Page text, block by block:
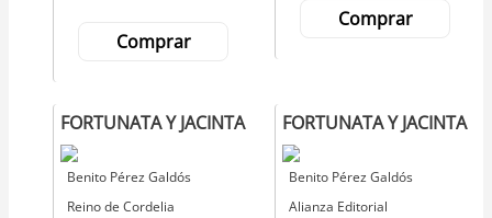
Comprar
Comprar
FORTUNATA Y JACINTA
Autor
Benito Pérez Galdós
Editorial
Reino de Cordelia
FORTUNATA Y JACINTA
Autor
Benito Pérez Galdós
Editorial
Alianza Editorial